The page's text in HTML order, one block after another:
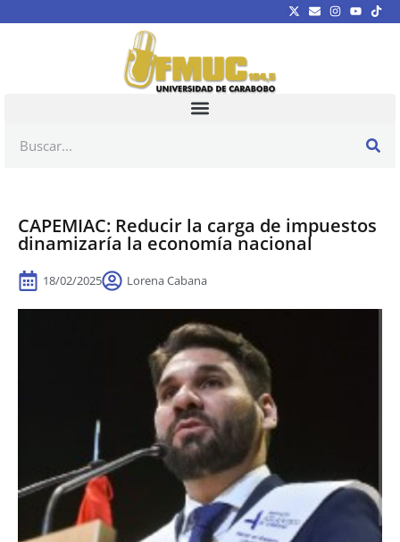
CAPEMIAC: Reducir la carga de impuestos
dinamizaría la economía nacional
18/02/2025 Lorena Cabana